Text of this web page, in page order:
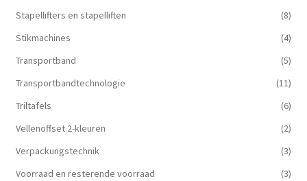
Stapellifters en stapelliften
(8)
Stikmachines
(4)
Transportband
(5)
Transportbandtechnologie
(11)
Triltafels
(6)
Vellenoffset 2-kleuren
(2)
Verpackungstechnik
(3)
Voorraad en resterende voorraad
(3)